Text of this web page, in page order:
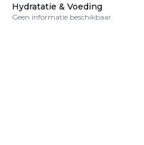
Hydratatie & Voeding
Geen informatie beschikbaar.